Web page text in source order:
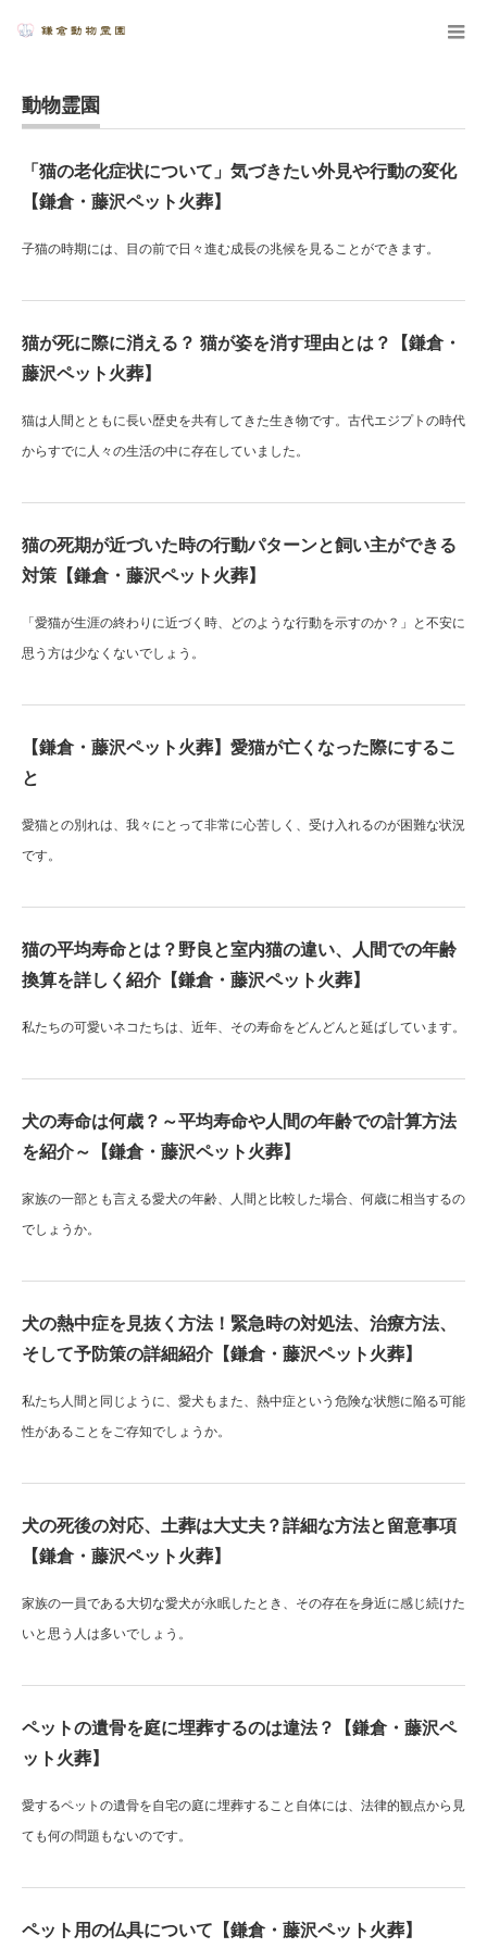
動物霊園
「猫の老化症状について」気づきたい外見や行動の変化
【鎌倉・藤沢ペット火葬】
子猫の時期には、目の前で日々進む成長の兆候を見ることができます。
猫が死に際に消える？ 猫が姿を消す理由とは？【鎌倉・
藤沢ペット火葬】
猫は人間とともに長い歴史を共有してきた生き物です。古代エジプトの時代
からすでに人々の生活の中に存在していました。
猫の死期が近づいた時の行動パターンと飼い主ができる
対策【鎌倉・藤沢ペット火葬】
「愛猫が生涯の終わりに近づく時、どのような行動を示すのか？」と不安に
思う方は少なくないでしょう。
【鎌倉・藤沢ペット火葬】愛猫が亡くなった際にするこ
と
愛猫との別れは、我々にとって非常に心苦しく、受け入れるのが困難な状況
です。
猫の平均寿命とは？野良と室内猫の違い、人間での年齢
換算を詳しく紹介【鎌倉・藤沢ペット火葬】
私たちの可愛いネコたちは、近年、その寿命をどんどんと延ばしています。
犬の寿命は何歳？～平均寿命や人間の年齢での計算方法
を紹介～【鎌倉・藤沢ペット火葬】
家族の一部とも言える愛犬の年齢、人間と比較した場合、何歳に相当するの
でしょうか。
犬の熱中症を見抜く方法！緊急時の対処法、治療方法、
そして予防策の詳細紹介【鎌倉・藤沢ペット火葬】
私たち人間と同じように、愛犬もまた、熱中症という危険な状態に陥る可能
性があることをご存知でしょうか。
犬の死後の対応、土葬は大丈夫？詳細な方法と留意事項
【鎌倉・藤沢ペット火葬】
家族の一員である大切な愛犬が永眠したとき、その存在を身近に感じ続けた
いと思う人は多いでしょう。
ペットの遺骨を庭に埋葬するのは違法？【鎌倉・藤沢ペ
ット火葬】
愛するペットの遺骨を自宅の庭に埋葬すること自体には、法律的観点から見
ても何の問題もないのです。
ペット用の仏具について【鎌倉・藤沢ペット火葬】